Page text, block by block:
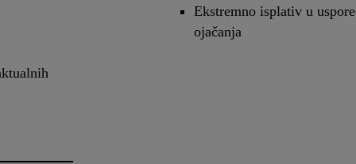
Ekstremno isplativ u
ojačanja